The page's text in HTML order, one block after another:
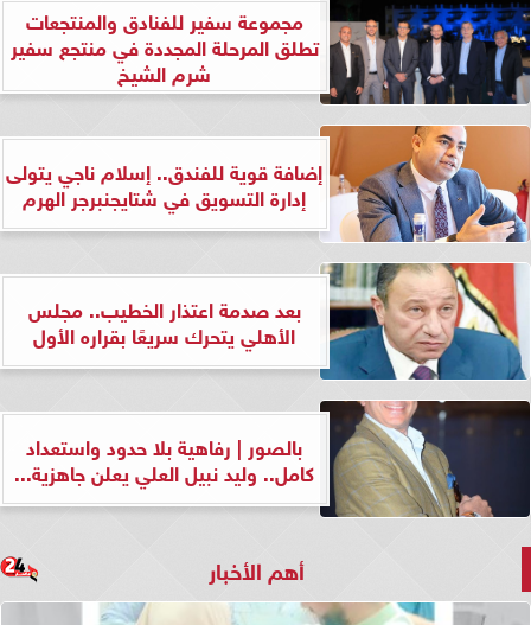
مجموعة سفير للفنادق والمنتجعات
تطلق المرحلة المجددة في منتجع سفير
شرم الشيخ
إضافة قوية للفندق.. إسلام ناجي يتولى
إدارة التسويق في شتايجنبرجر الهرم
بعد صدمة اعتذار الخطيب.. مجلس
الأهلي يتحرك سريعًا بقراره الأول
بالصور | رفاهية بلا حدود واستعداد
كامل.. وليد نبيل العلي يعلن جاهزية...
أهم الأخبار